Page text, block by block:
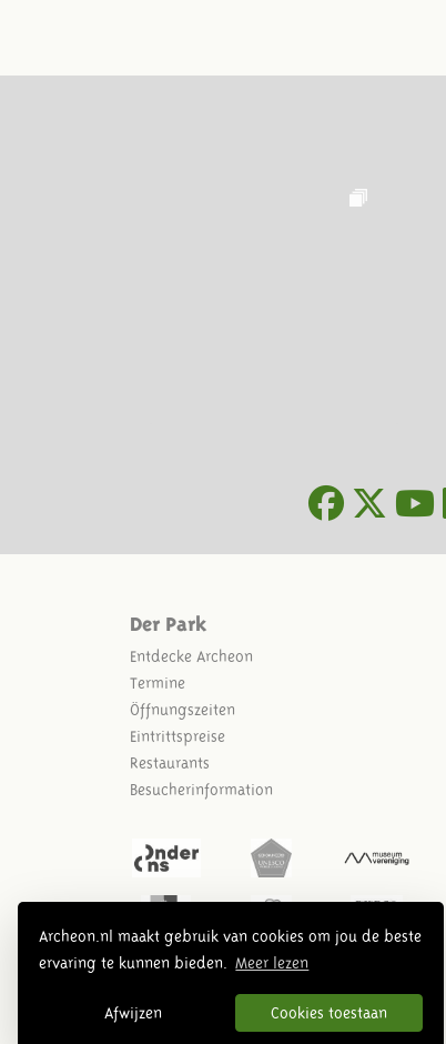
Archeon.nl maakt gebruik van cookies om jou de beste
ervaring te kunnen bieden.
Meer lezen
Afwijzen Cookies toestaan
Der Park
Entdecke Archeon
Termine
Öffnungszeiten
Eintrittspreise
Restaurants
Besucherinformation